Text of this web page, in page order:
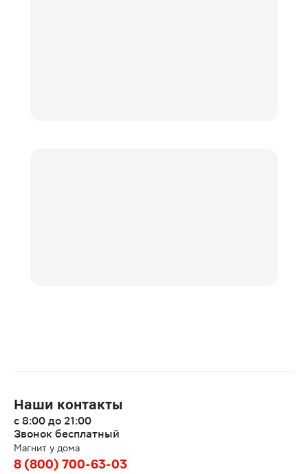
Наши контакты
с 8:00 до 21:00
Звонок бесплатный
Магнит у дома
8 (800) 700-63-03